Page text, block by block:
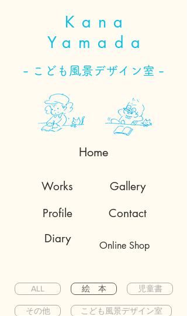
Kana
Yamada
- こども風景デザイン室 -
Home
Diary
Works
Profile
Gallery
Contact
Online Shop
ALL
その他
絵 本 児童書
こども風景デザイン室